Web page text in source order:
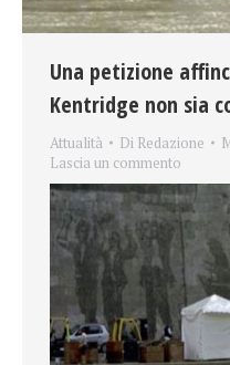
Una petizione
Kentridge non sia
Attualità Di Redazione
Lascia un commento